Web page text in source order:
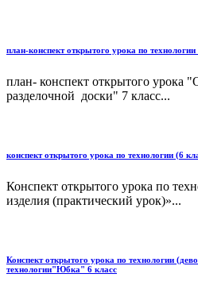
план-конспект открытого урока по технологии
план- конспект открытого урока
разделочной доски" 7 класс...
конспект открытого урока по технологии (6
Конспект открытого урока по
изделия (практический урок)»...
Конспект открытого урока по технологии
технологии"Юбка" 6 класс